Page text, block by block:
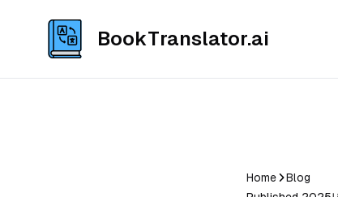
BookTranslator.ai
Home
Blog